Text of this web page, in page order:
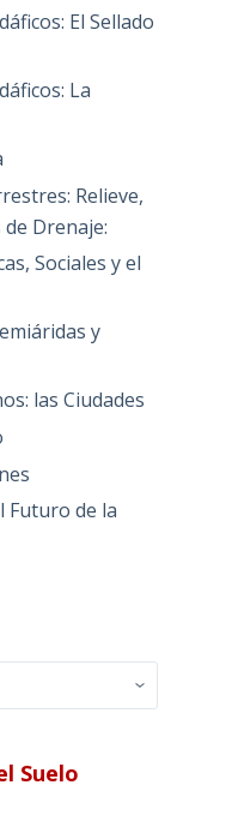
El Sellado
La
Relieve,
Drenaje:
Sociales y el
y
las Ciudades
Futuro de la
Suelo